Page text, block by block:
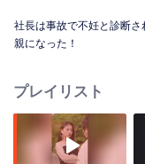
社長は事故で不妊と診断
親になった！
プレイリスト